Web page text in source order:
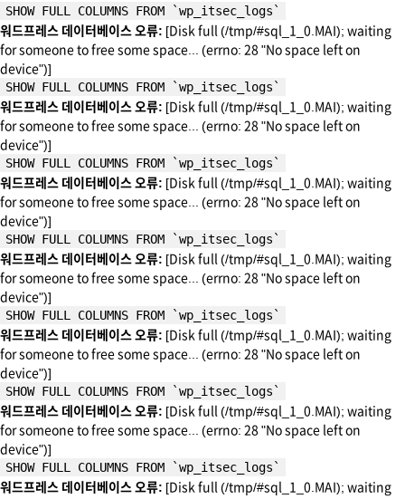
SHOW FULL COLUMNS FROM `wp_itsec_logs`
워드프레스 데이터베이스 오류: [Disk full (/tmp/#sql_1_0.MAI); waiting
for someone to free some space... (errno: 28 "No space left on
device")]
SHOW FULL COLUMNS FROM `wp_itsec_logs`
워드프레스 데이터베이스 오류: [Disk full (/tmp/#sql_1_0.MAI); waiting
for someone to free some space... (errno: 28 "No space left on
device")]
SHOW FULL COLUMNS FROM `wp_itsec_logs`
워드프레스 데이터베이스 오류: [Disk full (/tmp/#sql_1_0.MAI); waiting
for someone to free some space... (errno: 28 "No space left on
device")]
SHOW FULL COLUMNS FROM `wp_itsec_logs`
워드프레스 데이터베이스 오류: [Disk full (/tmp/#sql_1_0.MAI); waiting
for someone to free some space... (errno: 28 "No space left on
device")]
SHOW FULL COLUMNS FROM `wp_itsec_logs`
워드프레스 데이터베이스 오류: [Disk full (/tmp/#sql_1_0.MAI); waiting
for someone to free some space... (errno: 28 "No space left on
device")]
SHOW FULL COLUMNS FROM `wp_itsec_logs`
워드프레스 데이터베이스 오류: [Disk full (/tmp/#sql_1_0.MAI); waiting
for someone to free some space... (errno: 28 "No space left on
device")]
SHOW FULL COLUMNS FROM `wp_itsec_logs`
워드프레스 데이터베이스 오류: [Disk full (/tmp/#sql_1_0.MAI); waiting